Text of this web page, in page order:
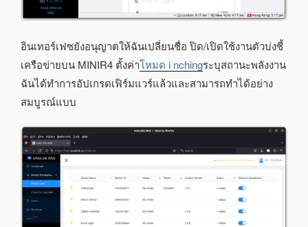
อินเทอร์เฟซยังอนุญาตให้ฉันเปลี่ยนชื่อ ปิด/เปิดใช้งานตัวบ่งชี้
เครือข่ายบน MINIR4 ตั้งค่าโหมด i nchingระบุสถานะพลังงาน
ฉันได้ทำการอัปเกรดเฟิร์มแวร์แล้วและสามารถทำได้อย่าง
สมบูรณ์แบบ